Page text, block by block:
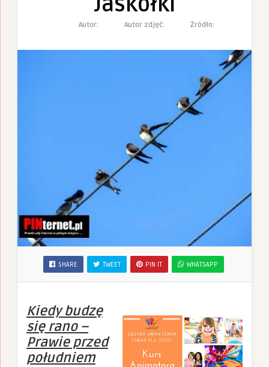
Autor: Autor zdjęć: Żródło:
SHARE TWEET PIN IT WHATSAPP
Kiedy budzę
się rano –
Prawie przed
południem